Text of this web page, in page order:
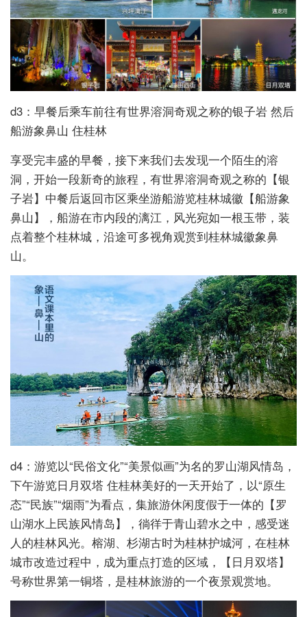
d3：早餐后乘车前往有世界溶洞奇观之称的银子岩 然后
船游象鼻山 住桂林
享受完丰盛的早餐，接下来我们去发现一个陌生的溶
洞，开始一段新奇的旅程，有世界溶洞奇观之称的【银
子岩】中餐后返回市区乘坐游船游览桂林城徽【船游象
鼻山】，船游在市内段的漓江，风光宛如一根玉带，装
点着整个桂林城，沿途可多视角观赏到桂林城徽象鼻
山。
d4：游览以“民俗文化”“美景似画”为名的罗山湖风情岛，
下午游览日月双塔 住桂林美好的一天开始了，以“原生
态”“民族”“烟雨”为看点，集旅游休闲度假于一体的【罗
山湖水上民族风情岛】，徜徉于青山碧水之中，感受迷
人的桂林风光。榕湖、杉湖古时为桂林护城河，在桂林
城市改造过程中，成为重点打造的区域，【日月双塔】
号称世界第一铜塔，是桂林旅游的一个夜景观赏地。